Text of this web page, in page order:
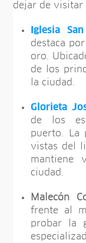
dejar de visitar
Iglesia
destaca
oro.
de los
la ciudad.
Glorieta
de los
puerto. La
vistas del
mantiene
ciudad.
Malecón
frente al
probar la